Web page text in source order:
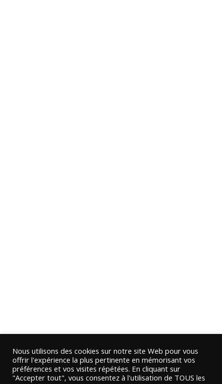
Nous utilisons des cookies sur notre site Web pour vous
offrir l'expérience la plus pertinente en mémorisant vos
préférences et vos visites répétées. En cliquant sur
"Accepter tout", vous consentez à l'utilisation de TOUS les